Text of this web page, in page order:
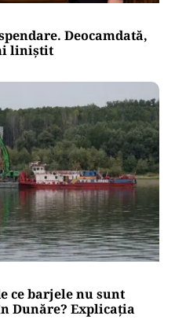
Deocamdată,
liniștit
ce barjele nu sunt
Dunăre? Explicația